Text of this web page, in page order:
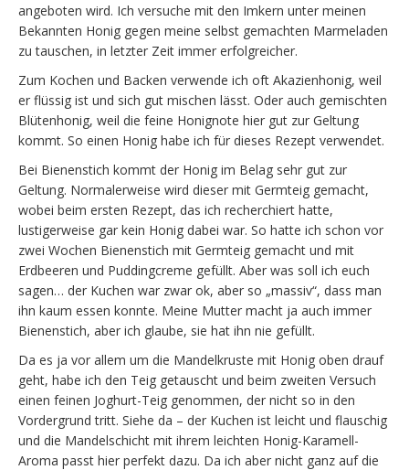
angeboten wird. Ich versuche mit den Imkern unter meinen
Bekannten Honig gegen meine selbst gemachten Marmeladen
zu tauschen, in letzter Zeit immer erfolgreicher.
Zum Kochen und Backen verwende ich oft Akazienhonig, weil
er flüssig ist und sich gut mischen lässt. Oder auch gemischten
Blütenhonig, weil die feine Honignote hier gut zur Geltung
kommt. So einen Honig habe ich für dieses Rezept verwendet.
Bei Bienenstich kommt der Honig im Belag sehr gut zur
Geltung. Normalerweise wird dieser mit Germteig gemacht,
wobei beim ersten Rezept, das ich recherchiert hatte,
lustigerweise gar kein Honig dabei war. So hatte ich schon vor
zwei Wochen Bienenstich mit Germteig gemacht und mit
Erdbeeren und Puddingcreme gefüllt. Aber was soll ich euch
sagen… der Kuchen war zwar ok, aber so „massiv“, dass man
ihn kaum essen konnte. Meine Mutter macht ja auch immer
Bienenstich, aber ich glaube, sie hat ihn nie gefüllt.
Da es ja vor allem um die Mandelkruste mit Honig oben drauf
geht, habe ich den Teig getauscht und beim zweiten Versuch
einen feinen Joghurt-Teig genommen, der nicht so in den
Vordergrund tritt. Siehe da – der Kuchen ist leicht und flauschig
und die Mandelschicht mit ihrem leichten Honig-Karamell-
Aroma passt hier perfekt dazu. Da ich aber nicht ganz auf die